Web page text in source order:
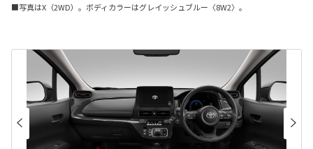
■写真はX（2WD）。ボディカラーはグレイッシュブルー〈8W2〉。